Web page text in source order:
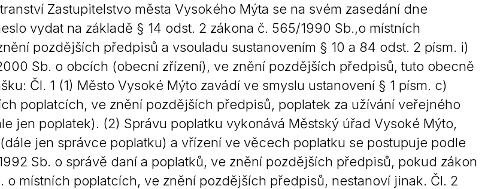
Veterináři
Pohotovost
Krizové informace
Stavby a investice
Dotace a projekty
Odpady
Ztráty a nálezy
Volby
Zastupitelstvo města Vysokého Mýta se na svém zasedání dne
vydat na základě § 14 odst. 2 zákona č. 565/1990 Sb.,o místních
pozdějších předpisů a vsouladu sustanovením § 10 a 84 odst. 2 písm. i)
Sb. o obcích (obecní zřízení), ve znění pozdějších předpisů, tuto obecně
Čl. 1 (1) Město Vysoké Mýto zavádí ve smyslu ustanovení § 1 písm. c)
poplatcích, ve znění pozdějších předpisů, poplatek za užívání veřejného
jen poplatek). (2) Správu poplatku vykonává Městský úřad Vysoké Mýto,
jen správce poplatku) a vřízení ve věcech poplatku se postupuje podle
Sb. o správě daní a poplatků, ve znění pozdějších předpisů, pokud zákon
o místních poplatcích, ve znění pozdějších předpisů, nestanoví jinak. Čl. 2